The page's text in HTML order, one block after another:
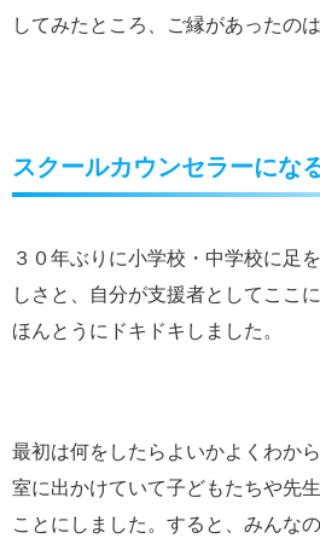
してみたところ、ご縁があったの
スクールカウンセラーにな
３０年ぶりに小学校・中学校に足
しさと、自分が支援者としてここ
ほんとうにドキドキしました。
最初は何をしたらよいかよくわか
室に出かけていて子どもたちや先
ことにしました。すると、みんな